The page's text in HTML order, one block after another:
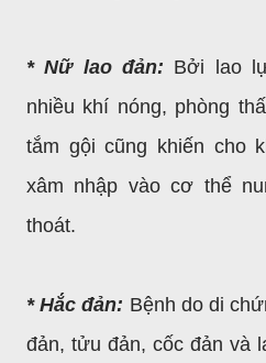
* Nữ lao đản: Bởi lao
nhiều khí nóng, phòng
tắm gội cũng khiến cho
xâm nhập vào cơ thể
thoát.
* Hắc đản: Bệnh do di
đản, tửu đản, cốc đản và